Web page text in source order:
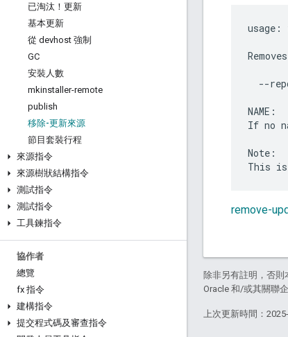
已淘汰！更新
基本更新
從 devhost 強制
GC
安裝人數
mkinstaller-remote
publish
移除-更新來源
節目套裝行程
來源指令
來源樹狀結構指令
測試指令
測試指令
工具鍊指令
協作者
總覽
fx 指令
建構指令
提交程式碼及審查指令
usage:
--
NAME:
If no
Note:
remove-
除非另有註明，否則
Oracle 和/或其關聯
上次更新時間：